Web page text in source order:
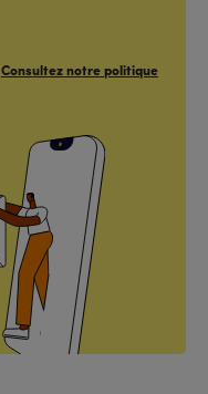
Consultez notre politique